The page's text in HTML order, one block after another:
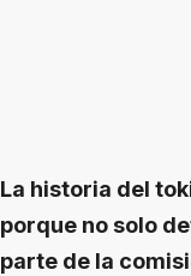
La historia del
porque no solo
parte de la